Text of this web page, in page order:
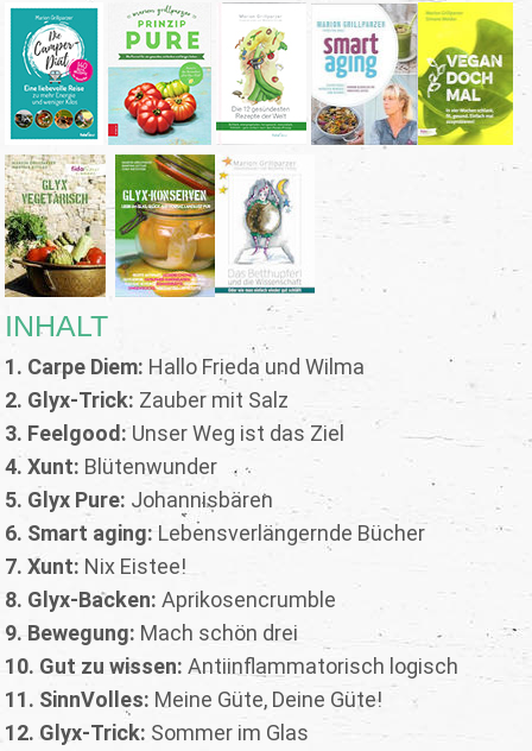
INHALT
1. Carpe Diem: Hallo Frieda und Wilma
2. Glyx-Trick: Zauber mit Salz
3. Feelgood:Unser Weg ist das Ziel
4. Xunt: Blütenwunder
5. Glyx Pure: Johannisbären
6. Smart aging: Lebensverlängernde Bücher
7. Xunt: Nix Eistee!
8. Glyx-Backen: Aprikosencrumble
9. Bewegung: Mach schön drei
10. Gut zu wissen: Antiinflammatorisch logisch
11. SinnVolles: Meine Güte, Deine Güte!
12. Glyx-Trick: Sommer im Glas